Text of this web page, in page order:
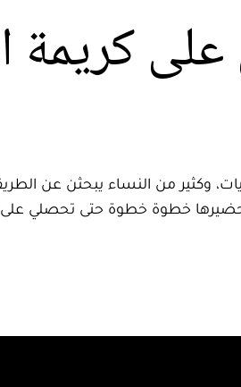
كريمة
وكثير من النساء يبحثن عن
خطوة خطوة حتى تحصلي على